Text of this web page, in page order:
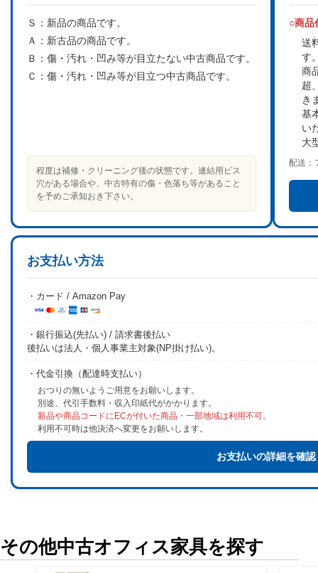
Ｓ： 新品の商品です。
Ａ： 新古品の商品です。
Ｂ： 傷・汚れ・凹み等が目立たない中古商品です。
Ｃ： 傷・汚れ・凹み等が目立つ中古商品です。
程度は補修・クリーニング後の状態です。連結用ビス
穴がある場合や、中古特有の傷・色落ち等があること
を予めご承知おき下さい。
○商品
送
す
商
超
き
基
い
大
配送：
お支払い方法
・カード / Amazon Pay
・銀行振込(先払い) / 請求書後払い
後払いは法人・個人事業主対象(NP掛け払い)。
・代金引換（配達時支払い）
おつりの無いようご用意をお願いします。
別途、代引手数料・収入印紙代がかかります。
新品や商品コードにECが付いた商品・一部地域は利用不可。
利用不可時は他決済へ変更をお願いします。
お支払いの詳細を確認
その他中古オフィス家具を探す